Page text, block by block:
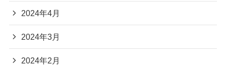
2024年4月
2024年3月
2024年2月